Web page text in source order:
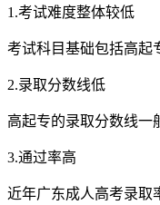
1.考试难度整体较低
考试科目基础包括高起
2.录取分数线低
高起专的录取分数线一
3.通过率高
近年广东成人高考录取